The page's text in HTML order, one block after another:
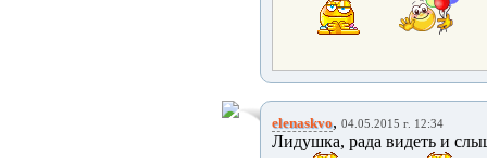
elenaskvo, 04.05.2015 г. 12:34
Лидушка, рада видеть и